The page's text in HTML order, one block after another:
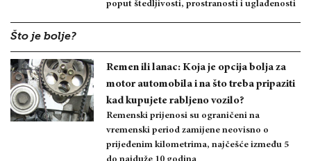
poput štedljivosti, prostranosti i uglađenosti
Što je bolje?
Remen ili lanac: Koja je opcija bolja za
motor automobila i na što treba pripaziti
kad kupujete rabljeno vozilo?
Remenski prijenosi su ograničeni na
vremenski period zamijene neovisno o
prijeđenim kilometrima, najčešće između 5